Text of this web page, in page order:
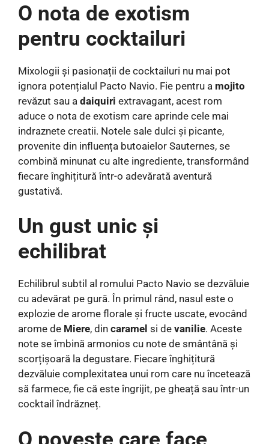
O nota de exotism
pentru cocktailuri
Mixologii și pasionații de cocktailuri nu mai pot
ignora potențialul Pacto Navio. Fie pentru a mojito
revăzut sau a daiquiri extravagant, acest rom
aduce o nota de exotism care aprinde cele mai
indraznete creatii. Notele sale dulci și picante,
provenite din influența butoaielor Sauternes, se
combină minunat cu alte ingrediente, transformând
fiecare înghițitură într-o adevărată aventură
gustativă.
Un gust unic și
echilibrat
Echilibrul subtil al romului Pacto Navio se dezvăluie
cu adevărat pe gură. În primul rând, nasul este o
explozie de arome florale și fructe uscate, evocând
arome de Miere, din caramel si de vanilie. Aceste
note se îmbină armonios cu note de smântână și
scorțișoară la degustare. Fiecare înghițitură
dezvăluie complexitatea unui rom care nu încetează
să farmece, fie că este îngrijit, pe gheață sau într-un
cocktail îndrăzneț.